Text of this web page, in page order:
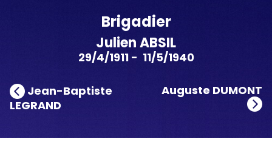
Brigadier
Julien ABSIL
29/4/1911 - 11/5/1940
Jean-Baptiste
LEGRAND
Auguste DUMONT